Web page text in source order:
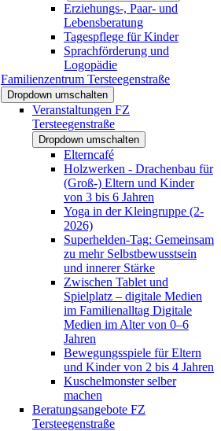
Erziehungs-, Paar- und
Lebensberatung
Tagespflege für Kinder
Sprachförderung und
Logopädie
Familienzentrum Tersteegenstraße
Dropdown umschalten
Veranstaltungen FZ
Tersteegenstraße
Dropdown umschalten
Elterncafé
Holzwerken - Drachenbau für
(Groß-) Eltern und Kinder
von 3 bis 6 Jahren
Yoga in der Kleingruppe (2-
2026)
Superhelden-Tag: Gemeinsam
zu mehr Selbstbewusstsein
und innerer Stärke
Zwischen Tablet und
Spielplatz – digitale Medien
im Familienalltag Digitale
Medien im Alter von 0–6
Jahren
Bewegungsspiele für Eltern
und Kinder von 2 bis 4 Jahren
Kuschelmonster selber
machen
Beratungsangebote FZ
Tersteegenstraße